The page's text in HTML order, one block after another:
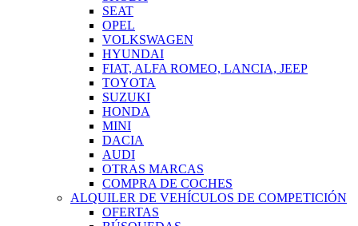
SEAT
OPEL
VOLKSWAGEN
HYUNDAI
FIAT, ALFA ROMEO, LANCIA, JEEP
TOYOTA
SUZUKI
HONDA
MINI
DACIA
AUDI
OTRAS MARCAS
COMPRA DE COCHES
ALQUILER DE VEHÍCULOS DE COMPETICIÓN
OFERTAS